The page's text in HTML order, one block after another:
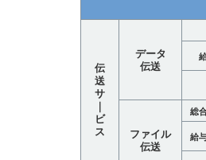
伝
送
サ
ビ
ス
データ
伝送
ファイル
伝送
総
給